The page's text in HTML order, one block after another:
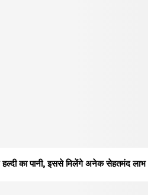
का पानी, इससे मिलेंगे अनेक सेहतमंद लाभ